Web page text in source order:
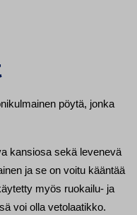
pöytä, jonka
kansiosa sekä levenevä
ja se on voitu kääntää
myös ruokailu- ja
voi olla vetolaatikko.